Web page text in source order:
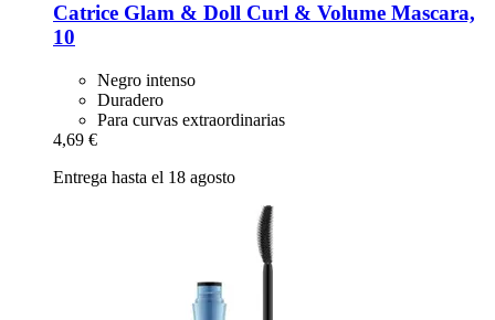
Catrice Glam & Doll Curl & Volume Mascara,
10
Negro intenso
Duradero
Para curvas extraordinarias
4,69 €
Entrega hasta el 18 agosto